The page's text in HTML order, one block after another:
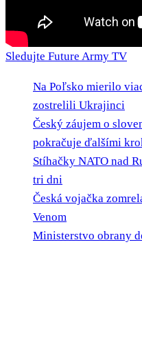
Sledujte Future Army TV
Na Poľsko mierilo
zostrelili Ukrajinci
Český záujem o
pokračuje ďalšími
Stíhačky NATO nad
tri dni
Česká vojačka
Venom
Ministerstvo obrany